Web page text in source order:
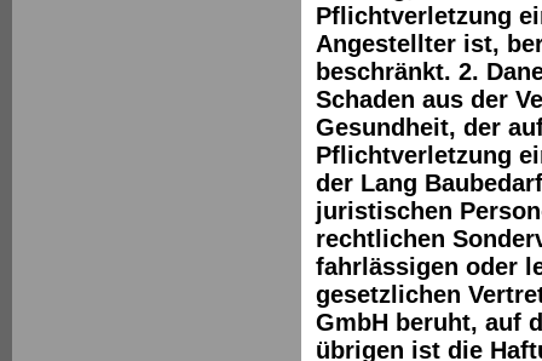
Pflichtverletzung
Angestellter ist,
beschränkt. 2.
Schaden aus der
Gesundheit, der
Pflichtverletzung
der Lang
juristischen
rechtlichen
fahrlässigen oder
gesetzlichen
GmbH beruht, auf
übrigen ist die